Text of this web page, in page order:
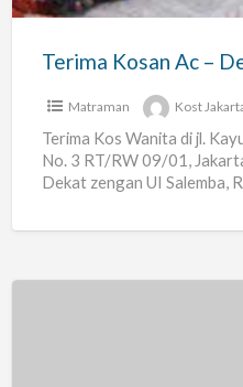
Salemba
Gramedia
MatramanMatraman Kost
Terima Kos Wanita di jl.
No. 3 RT/RW 09/01,
Dekat zengan UI Salemba,